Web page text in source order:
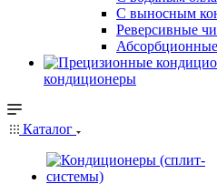
С выносным
Реверсивные
кондиционеры
Каталог